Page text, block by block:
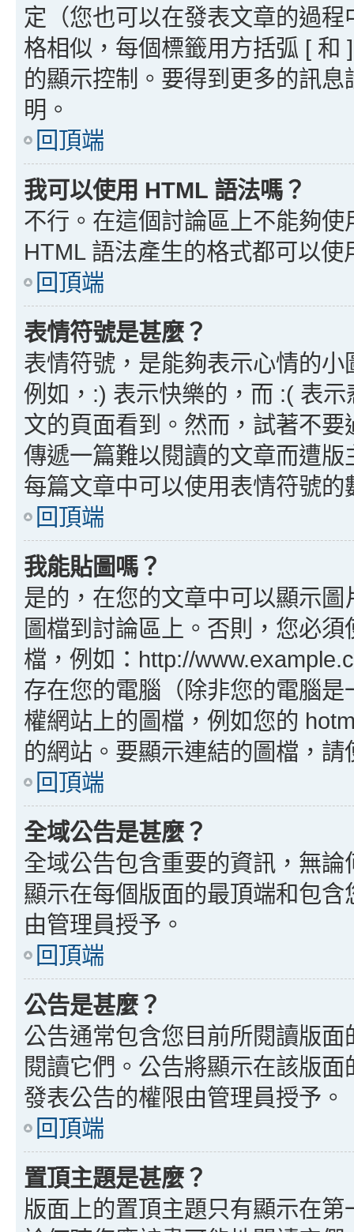
定（您也可以在發表文章的過
格相似，每個標籤用方括弧 [ 和
的顯示控制。要得到更多的訊
明。
回頂端
我可以使用 HTML 語法嗎？
不行。在這個討論區上不能夠
HTML 語法產生的格式都可以
回頂端
表情符號是甚麼？
表情符號，是能夠表示心情的
例如，:) 表示快樂的，而 :( 表
文的頁面看到。然而，試著不
傳遞一篇難以閱讀的文章而遭
每篇文章中可以使用表情符號的
回頂端
我能貼圖嗎？
是的，在您的文章中可以顯示
圖檔到討論區上。否則，您必
檔，例如：http://
存在您的電腦（除非您的電腦
權網站上的圖檔，例如您的
的網站。要顯示連結的圖檔，
回頂端
全域公告是甚麼？
全域公告包含重要的資訊，無
顯示在每個版面的最頂端和包
由管理員授予。
回頂端
公告是甚麼？
公告通常包含您目前所閱讀版
閱讀它們。公告將顯示在該版
發表公告的權限由管理員授予。
回頂端
置頂主題是甚麼？
版面上的置頂主題只有顯示在